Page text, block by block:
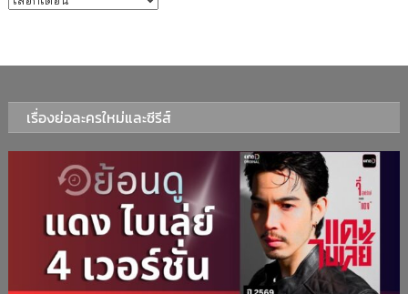
เรื่องย่อละครใหม่และซีรีส์